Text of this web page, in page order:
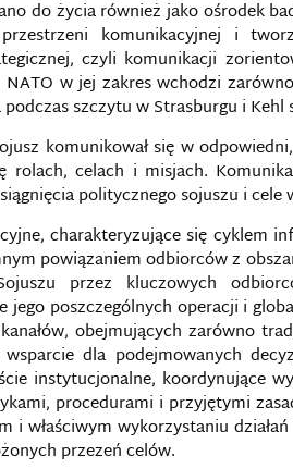
do życia również jako ośrodek
komunikacyjnej i
czyli komunikacji
w jej zakres wchodzi
szczytu w Strasburgu i Kehl
komunikował się w
rolach, celach i misjach.
politycznego sojuszu i cele
charakteryzujące się cyklem
powiązaniem odbiorców z
przez kluczowych
jego poszczególnych operacji i
obejmujących zarówno
dla podejmowanych
instytucjonalne, koordynujące
procedurami i przyjętymi
i właściwym wykorzystaniu
przezeń celów.